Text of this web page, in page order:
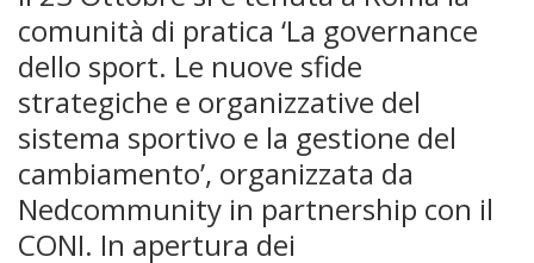
comunità di pratica ‘La governance
dello sport. Le nuove sfide
strategiche e organizzative del
sistema sportivo e la gestione del
cambiamento’, organizzata da
Nedcommunity in partnership con il
CONI. In apertura dei